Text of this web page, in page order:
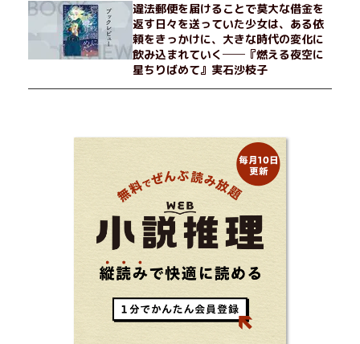
違法郵便を届けることで莫大な借金を
返す日々を送っていた少女は、ある依
頼をきっかけに、大きな時代の変化に
飲み込まれていく──『燃える夜空に
星ちりばめて』実石沙枝子